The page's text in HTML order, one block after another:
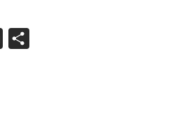
Email